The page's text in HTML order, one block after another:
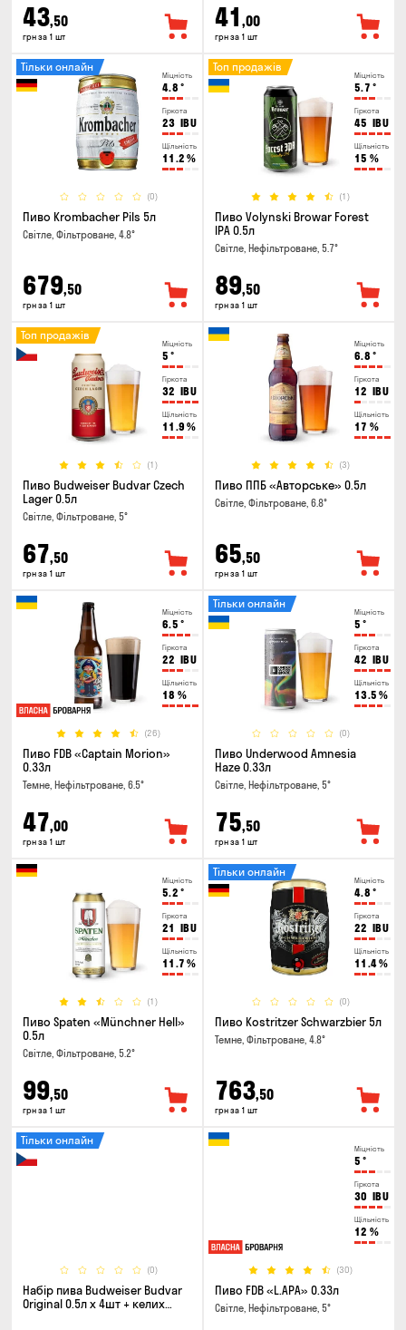
43,50
грн за 1 шт
41 ,00
грн за 1 шт
Міцність
4.8 °
Гіркота
23 IBU
Щільність
11.2 %
(0)
Тільки онлайн
Пиво Krombacher Pils 5л
Світле, Фільтроване, 4.8°
679,50
грн за 1 шт
Міцність
5.7 °
Гіркота
45 IBU
Щільність
15 %
(1)
Топ продажів
Пиво Volynski Browar Forest
IPA 0.5л
Світле, Нефільтроване, 5.7°
89,50
грн за 1 шт
Міцність
5 °
Гіркота
32 IBU
Щільність
11.9 %
(1)
Топ продажів
Пиво Budweiser Budvar Czech
Lager 0.5л
Світле, Фільтроване, 5°
67,50
грн за 1 шт
Міцність
6.8 °
Гіркота
12 IBU
Щільність
17 %
(3)
Пиво ППБ «Авторське» 0.5л
Світле, Фільтроване, 6.8°
65,50
грн за 1 шт
Міцність
6.5 °
Гіркота
22 IBU
Щільність
18 %
(26)
Пиво FDB «Captain Morion»
0.33л
Темне, Нефільтроване, 6.5°
47,00
грн за 1 шт
Міцність
5 °
Гіркота
42 IBU
Щільність
13.5 %
(0)
Тільки онлайн
Пиво Underwood Amnesia
Haze 0.33л
Світле, Нефільтроване, 5°
75,50
грн за 1 шт
Міцність
5.2 °
Гіркота
21 IBU
Щільність
11.7 %
(1)
Пиво Spaten «Münchner Hell»
0.5л
Світле, Фільтроване, 5.2°
99,50
грн за 1 шт
Міцність
4.8 °
Гіркота
22 IBU
Щільність
11.4%
(0)
Тільки онлайн
Пиво Kostritzer Schwarzbier 5л
Темне, Фільтроване, 4.8°
763,50
грн за 1 шт
(0)
Тільки онлайн
Набір пива Budweiser Budvar
Original 0.5л х 4шт + келих
Міцність
5 °
Гіркота
30 IBU
Щільність
12 %
(30)
Пиво FDB «L.APA» 0.33л
Світле, Нефільтроване, 5°